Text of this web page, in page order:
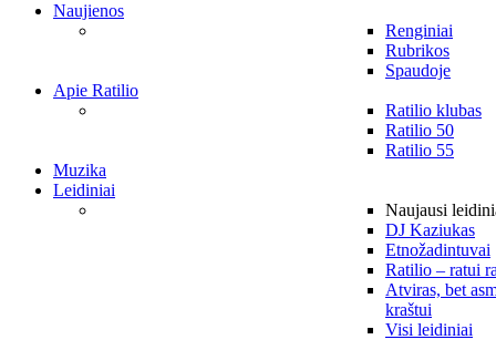
Naujienos
Renginiai
Rubrikos
Spaudoje
Apie Ratilio
Ratilio klubas
Ratilio 50
Ratilio 55
Muzika
Leidiniai
Naujausi
DJ Kaziukas
Etnožadintuvai
Ratilio – ratui
Atviras, bet
kraštui
Visi leidiniai